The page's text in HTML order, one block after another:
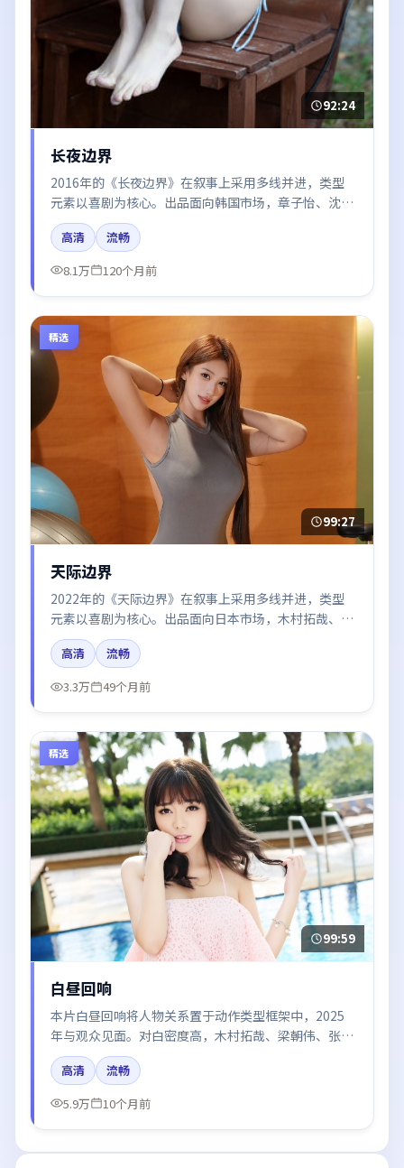
92:24
长夜边界
2016年的《长夜边界》在叙事上采用多线并进，类型
元素以喜剧为核心。出品面向韩国市场，章子怡、沈
腾、朱一龙所饰角色推动关键反转，结尾留白引发讨
论。
高清
流畅
8.1万
120个月前
精选
99:27
天际边界
2022年的《天际边界》在叙事上采用多线并进，类型
元素以喜剧为核心。出品面向日本市场，木村拓哉、谭
卓、段奕宏、咏梅、白宇所饰角色推动关键反转，结尾
留白引发讨论。
高清
流畅
3.3万
49个月前
精选
99:59
白昼回响
本片白昼回响将人物关系置于动作类型框架中，2025
年与观众见面。对白密度高，木村拓哉、梁朝伟、张
译、段奕宏、沈腾的台词节奏值得关注；整体气质偏中
国大陆都市与冷色调摄影。
高清
流畅
5.9万
10个月前